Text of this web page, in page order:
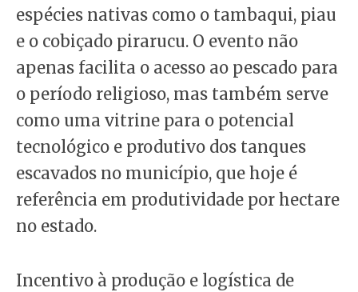
espécies nativas como o tambaqui, piau
e o cobiçado pirarucu. O evento não
apenas facilita o acesso ao pescado para
o período religioso, mas também serve
como uma vitrine para o potencial
tecnológico e produtivo dos tanques
escavados no município, que hoje é
referência em produtividade por hectare
no estado.
Incentivo à produção e logística de